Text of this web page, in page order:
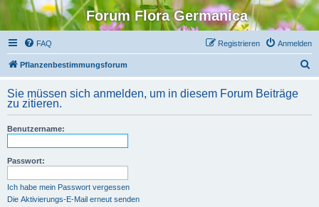
Forum Flora Germanica
FAQ Anmelden
Registrieren
Pflanzenbestimmungsforum
h
Sie müssen sich anmelden, um in diesem Forum Beiträge
zu zitieren.
Benutzername:
Passwort:
Ich habe mein Passwort vergessen
Die Aktivierungs-E-Mail erneut senden